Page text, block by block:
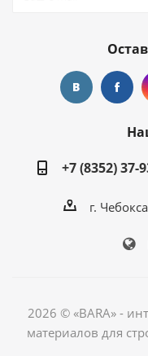
+7 (8352) 37-
г.
2026 © «BARA» -
материалов для